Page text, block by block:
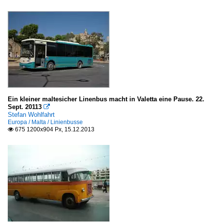
Ein kleiner maltesicher Linenbus macht in Valetta eine Pause. 22.
Sept. 20113 
Stefan Wohlfahrt
Europa / Malta / Linienbusse
 675 1200x904 Px, 15.12.2013